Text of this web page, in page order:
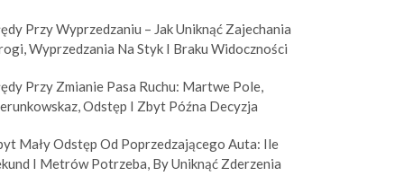
Przy Wyprzedzaniu – Jak Uniknąć Zajechania
Wyprzedzania Na Styk I Braku Widoczności
Przy Zmianie Pasa Ruchu: Martwe Pole,
Odstęp I Zbyt Późna Decyzja
Mały Odstęp Od Poprzedzającego Auta: Ile
I Metrów Potrzeba, By Uniknąć Zderzenia